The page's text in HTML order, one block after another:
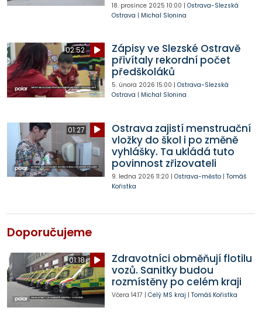
18. prosince 2025 10:00 | Ostrava-Slezská
Ostrava | Michal Slonina
02:52
Zápisy ve Slezské Ostravě
přivítaly rekordní počet
předškoláků
5. února 2026 15:00 | Ostrava-Slezská
Ostrava | Michal Slonina
01:27
Ostrava zajistí menstruační
vložky do škol i po změně
vyhlášky. Ta ukládá tuto
povinnost zřizovateli
9. ledna 2026 11:20 | Ostrava-město| Tomáš
Kořistka
Doporučujeme
01:18
Zdravotníci obměňují flotilu
vozů. Sanitky budou
rozmístěny po celém kraji
Včera 14:17 | Celý MS kraj | Tomáš Kořistka